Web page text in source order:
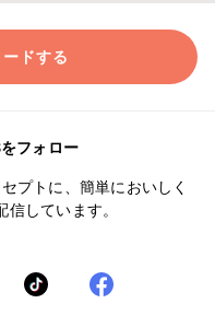
ドする
フォロー
プトに、簡単においしく
しています。